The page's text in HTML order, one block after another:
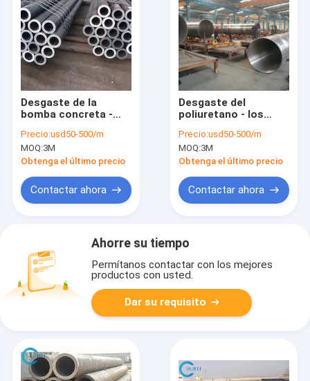
Desgaste de la
bomba concreta -
alinea el proceso de
goma del tizón de la
explotación minera
mezcla
Precio:usd50-500/m
MOQ:3M
Obtenga el último precio
Contactar ahora
Desgaste del
poliuretano - los
conductos
resistentes doblan
para acodar el tubo
compuesto soldado
con autógena
Precio:usd50-500/m
MOQ:3M
Obtenga el último precio
Contactar ahora
Ahorre su tiempo
Permítanos contactar con los mejores
productos con usted.
Dar su requisito